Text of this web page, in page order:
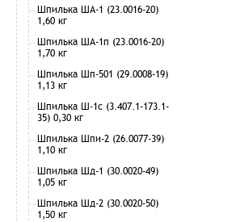
Шпилька ША-1 (23.0016-20)
1,60 кг
Шпилька ША-1п (23.0016-20)
1,70 кг
Шпилька Шп-501 (29.0008-19)
1,13 кг
Шпилька Ш-1с (3.407.1-173.1-
35) 0,30 кг
Шпилька Шпи-2 (26.0077-39)
1,10 кг
Шпилька Шд-1 (30.0020-49)
1,05 кг
Шпилька Шд-2 (30.0020-50)
1,50 кг